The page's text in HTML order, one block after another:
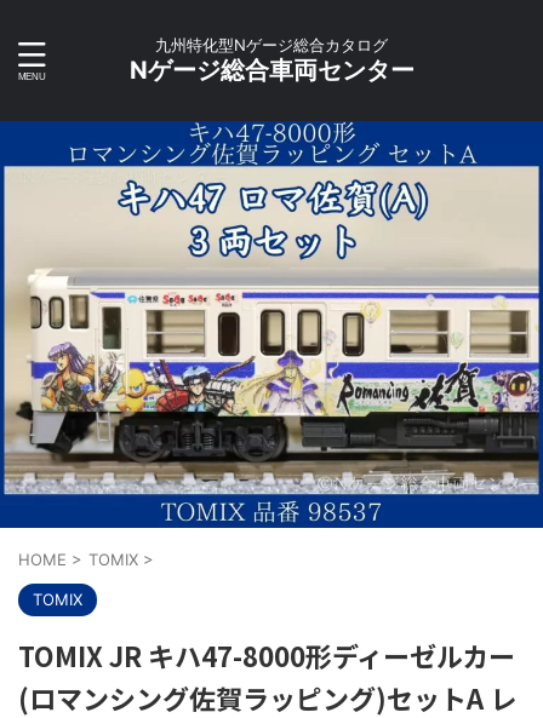
九州特化型Nゲージ総合カタログ
Nゲージ総合車両センター
HOME > TOMIX >
TOMIX
TOMIX JR キハ47-8000形ディーゼルカー
(ロマンシング佐賀ラッピング)セットA レ